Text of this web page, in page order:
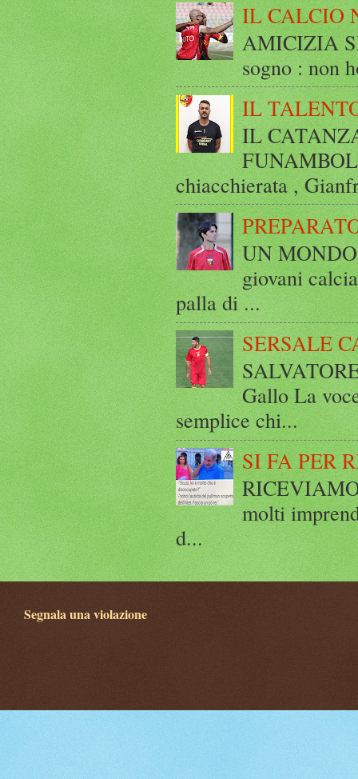
IL CALCIO
AMICIZIA
sogno : non
IL
IL
chiacchierata ,
UN
giovani
palla di ...
SERSALE
Gallo La
semplice chi...
SI FA PER
molti
d...
Segnala una violazione